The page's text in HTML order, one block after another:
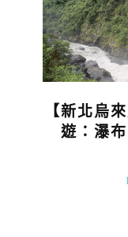
【新北烏
遊：瀑